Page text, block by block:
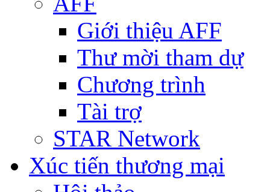
Giới thiệu AFF
Thư mời tham dự
Chương trình
Tài trợ
STAR Network
Xúc tiến thương mại